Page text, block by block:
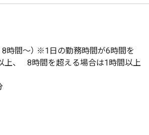
8時間〜） ※1日の勤務時間が6時間を
上、 8時間を超える場合は1時間以上